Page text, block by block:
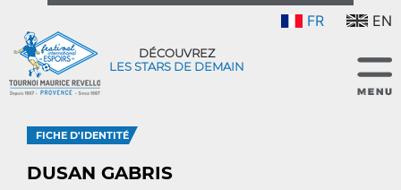
FR EN
DÉCOUVREZ
LES STARS DE DEMAIN
FICHE D'IDENTITÉ
DUSAN GABRIS